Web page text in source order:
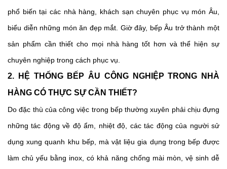
phổ biến tại các nhà hàng, khách sạn chuyên phục vụ món Âu,
biểu diễn những món ăn đẹp mắt. Giờ đây, bếp Âu trở thành một
sản phẩm cần thiết cho mọi nhà hàng tốt hơn và thể hiện sự
chuyên nghiệp trong cách phục vụ.
2. HỆ THỐNG BẾP ÂU CÔNG NGHIỆP TRONG NHÀ
HÀNG CÓ THỰC SỰ CẦN THIẾT?
Do đặc thù của công việc trong bếp thường xuyên phải chịu đựng
những tác động về độ ẩm, nhiệt độ, các tác động của người sử
dụng xung quanh khu bếp, mà vật liệu gia dụng trong bếp được
làm chủ yếu bằng inox, có khả năng chống mài mòn, vệ sinh dễ